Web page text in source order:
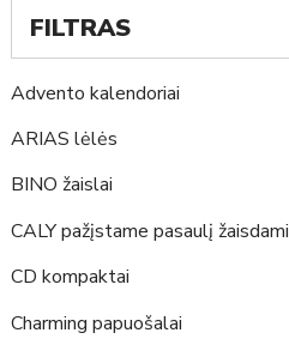
FILTRAS
Advento kalendoriai
ARIAS lėlės
BINO žaislai
CALY pažįstame pasaulį žaisdami
CD kompaktai
Charming papuošalai